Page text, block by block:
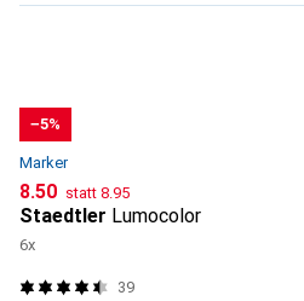
−5%
Marker
CHF
8.50 statt CHF
8.95
Staedtler Lumocolor
6x
39